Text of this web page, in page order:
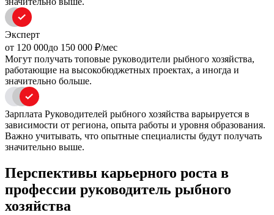
Эксперт
oт 120 000до 150 000 ₽/мес
Могут получать топовые руководители рыбного хозяйства,
работающие на высокобюджетных проектах, а иногда и
значительно больше.
Зарплата Руководителей рыбного хозяйства варьируется в
зависимости от региона, опыта работы и уровня образования.
Важно учитывать, что опытные специалисты будут получать
значительно выше.
Перспективы карьерного роста в
профессии руководитель рыбного
хозяйства